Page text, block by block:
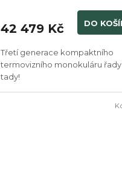
42 479 Kč DO
Třetí generace kompaktního
termovizního monokuláru řady
tady!